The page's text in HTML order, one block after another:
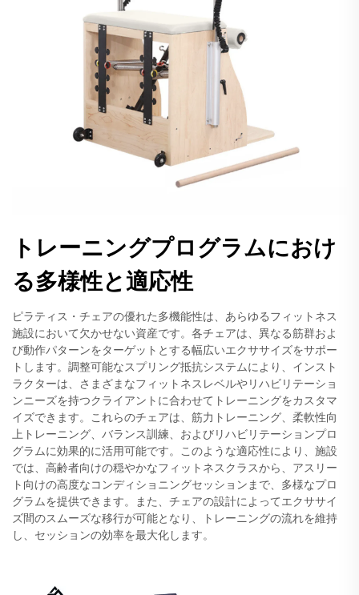
トレーニングプログラムにおけ
る多様性と適応性
ピラティス・チェアの優れた多機能性は、あらゆるフィットネス
施設において欠かせない資産です。各チェアは、異なる筋群およ
び動作パターンをターゲットとする幅広いエクササイズをサポー
トします。調整可能なスプリング抵抗システムにより、インスト
ラクターは、さまざまなフィットネスレベルやリハビリテーショ
ンニーズを持つクライアントに合わせてトレーニングをカスタマ
イズできます。これらのチェアは、筋力トレーニング、柔軟性向
上トレーニング、バランス訓練、およびリハビリテーションプロ
グラムに効果的に活用可能です。このような適応性により、施設
では、高齢者向けの穏やかなフィットネスクラスから、アスリー
ト向けの高度なコンディショニングセッションまで、多様なプロ
グラムを提供できます。また、チェアの設計によってエクササイ
ズ間のスムーズな移行が可能となり、トレーニングの流れを維持
し、セッションの効率を最大化します。